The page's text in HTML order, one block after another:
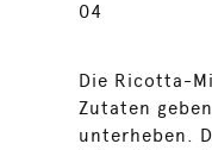
04
Die Ricotta-
Zutaten
unterheben.